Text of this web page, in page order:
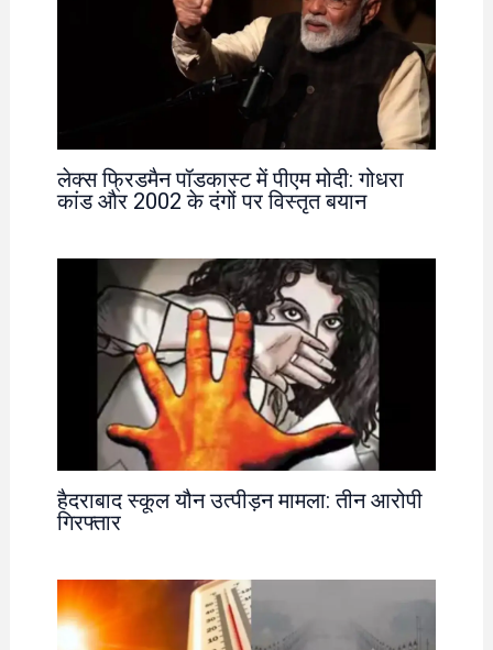
लेक्स फ्रिडमैन पॉडकास्ट में पीएम मोदी: गोधरा
कांड और 2002 के दंगों पर विस्तृत बयान
हैदराबाद स्कूल यौन उत्पीड़न मामला: तीन आरोपी
गिरफ्तार